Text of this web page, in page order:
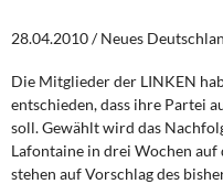
Steuer- und
Öffentliche
28.04.2010 / Neues
Die Mitglieder der LINKEN
entschieden, dass ihre Partei
soll. Gewählt wird das
Lafontaine in drei Wochen
stehen auf Vorschlag des